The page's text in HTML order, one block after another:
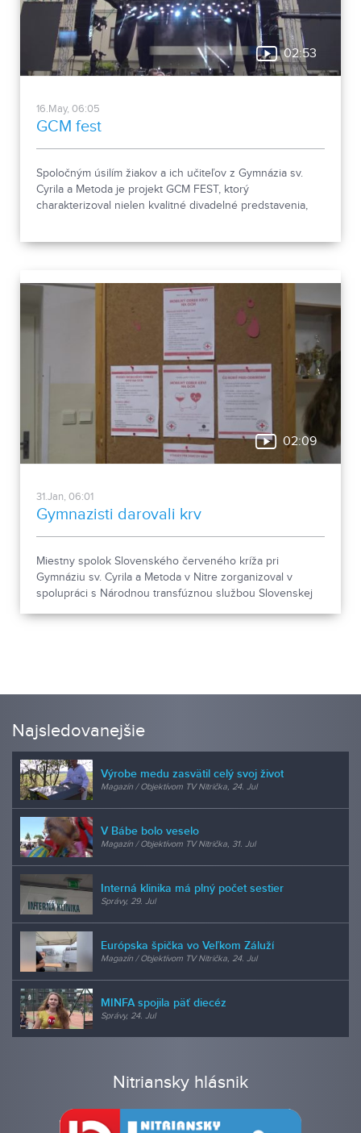
02:53
16.May, 06:05
GCM fest
Spoločným úsilím žiakov a ich učiteľov z Gymnázia sv.
Cyrila a Metoda je projekt GCM FEST, ktorý
charakterizoval nielen kvalitné divadelné predstavenia,
02:09
31.Jan, 06:01
Gymnazisti darovali krv
Miestny spolok Slovenského červeného kríža pri
Gymnáziu sv. Cyrila a Metoda v Nitre zorganizoval v
spolupráci s Národnou transfúznou službou Slovenskej
Najsledovanejšie
Výrobe medu zasvätil celý svoj život
Magazín / Objektívom TV Nitrička, 24. Jul
V Bábe bolo veselo
Magazín / Objektívom TV Nitrička, 31. Jul
Interná klinika má plný počet sestier
Správy, 29. Jul
Európska špička vo Veľkom Záluží
Magazín / Objektívom TV Nitrička, 24. Jul
MINFA spojila päť diecéz
Správy, 24. Jul
Nitriansky hlásnik